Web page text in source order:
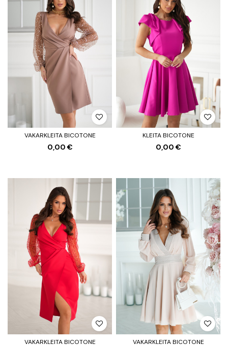
VAKARKLEITA BICOTONE
0,00 €
KLEITA BICOTONE
0,00 €
VAKARKLEITA BICOTONE VAKARKLEITA BICOTONE